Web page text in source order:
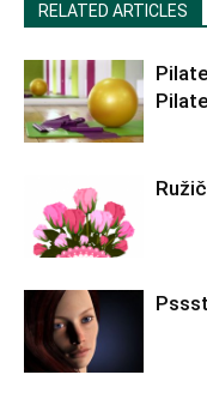
RELATED ARTICLES